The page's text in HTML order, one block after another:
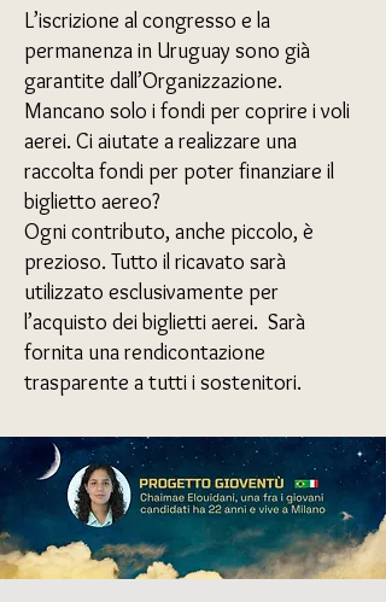
L’iscrizione al congresso e la
permanenza in Uruguay sono già
garantite dall’Organizzazione.
Mancano solo i fondi per coprire i voli
aerei. Ci aiutate a realizzare una
raccolta fondi per poter finanziare il
biglietto aereo?
Ogni contributo, anche piccolo, è
prezioso. Tutto il ricavato sarà
utilizzato esclusivamente per
l’acquisto dei biglietti aerei. Sarà
fornita una rendicontazione
trasparente a tutti i sostenitori.